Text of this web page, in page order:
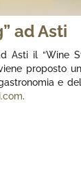
ad Asti
Asti il “Wine
proposto
e
.